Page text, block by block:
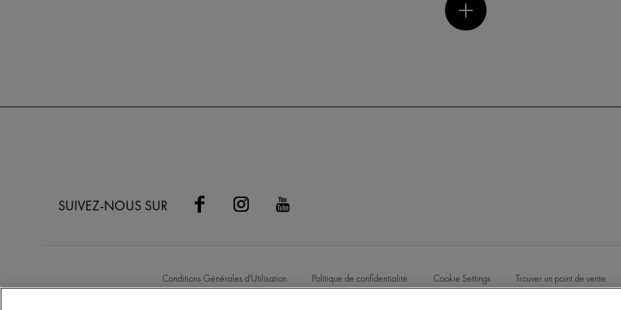
SUIVEZ-NOUS SUR
Conditions Générales d'Utilisation Politique de confidentialité Cookie Settings Trouver un point de vente